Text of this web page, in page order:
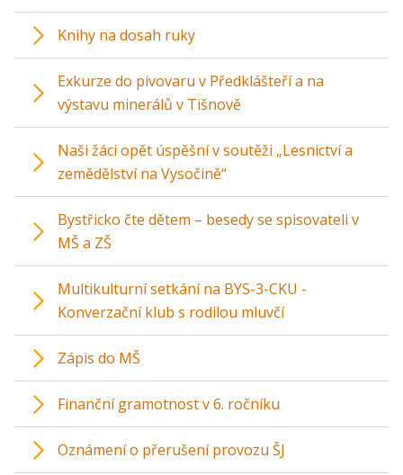
Knihy na dosah ruky
Exkurze do pivovaru v Předklášteří a na
výstavu minerálů v Tišnově
Naši žáci opět úspěšní v soutěži „Lesnictví a
zemědělství na Vysočině“
Bystřicko čte dětem – besedy se spisovateli v
MŠ a ZŠ
Multikulturní setkání na BYS-3-CKU -
Konverzační klub s rodilou mluvčí
Zápis do MŠ
Finanční gramotnost v 6. ročníku
Oznámení o přerušení provozu ŠJ